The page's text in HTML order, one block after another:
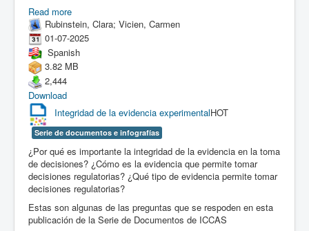
Read more
Rubinstein, Clara; Vicien, Carmen
01-07-2025
Spanish
3.82 MB
2,444
Download
Integridad de la evidencia experimentalHOT
Serie de documentos e infografías
¿Por qué es importante la integridad de la evidencia en la toma
de decisiones? ¿Cómo es la evidencia que permite tomar
decisiones regulatorias? ¿Qué tipo de evidencia permite tomar
decisiones regulatorias?
Estas son algunas de las preguntas que se respoden en esta
publicación de la Serie de Documentos de ICCAS